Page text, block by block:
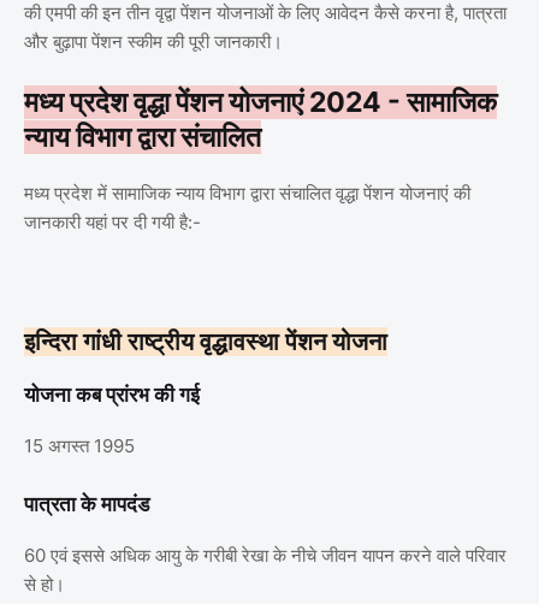
की एमपी की इन तीन वृद्वा पेंशन योजनाओं के लिए आवेदन कैसे करना है, पात्रता
और बुढ़ापा पेंशन स्कीम की पूरी जानकारी।
मध्य प्रदेश वृद्धा पेंशन योजनाएं 2024 - सामाजिक
न्याय विभाग द्वारा संचालित
मध्य प्रदेश में सामाजिक न्याय विभाग द्वारा संचालित वृद्धा पेंशन योजनाएं की
जानकारी यहां पर दी गयी है:-
इन्दिरा गांधी राष्ट्रीय वृद्धावस्था पेंशन योजना
योजना कब प्रांरभ की गई
15 अगस्त 1995
पात्रता के मापदंड
60 एवं इससे अधिक आयु के गरीबी रेखा के नीचे जीवन यापन करने वाले परिवार
से हो।